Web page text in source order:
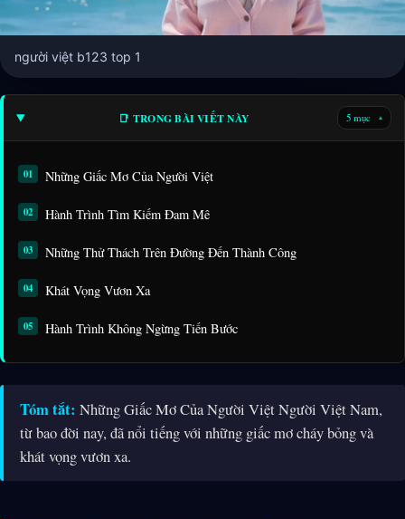
người việt b123 top 1
📑 TRONG BÀI VIẾT NÀY 5 mục ▾
Những Giấc Mơ Của Người Việt
Hành Trình Tìm Kiếm Đam Mê
Những Thử Thách Trên Đường Đến Thành Công
Khát Vọng Vươn Xa
Hành Trình Không Ngừng Tiến Bước
Tóm tắt: Những Giấc Mơ Của Người Việt Người Việt Nam,
từ bao đời nay, đã nổi tiếng với những giấc mơ cháy bỏng và
khát vọng vươn xa.